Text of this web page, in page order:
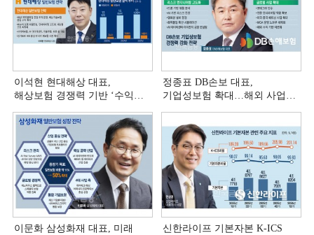
이석현 현대해상 대표,
해상보험 경쟁력 기반 ‘수익
(3)]
정종표 DB손보 대표,
기업성보험 확대…해외 사업
이문화 삼성화재 대표, 미래
신한라이프 기본자본 K-ICS